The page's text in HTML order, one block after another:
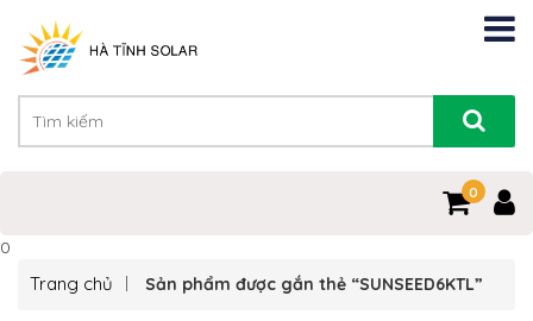
0
0
Trang chủ Sản phẩm được gắn thẻ “SUNSEED6KTL”